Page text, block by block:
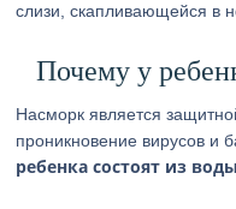
слизи, скапливающейся в
Почему у
Насморк является
проникновение вирусов и
ребенка состоят из